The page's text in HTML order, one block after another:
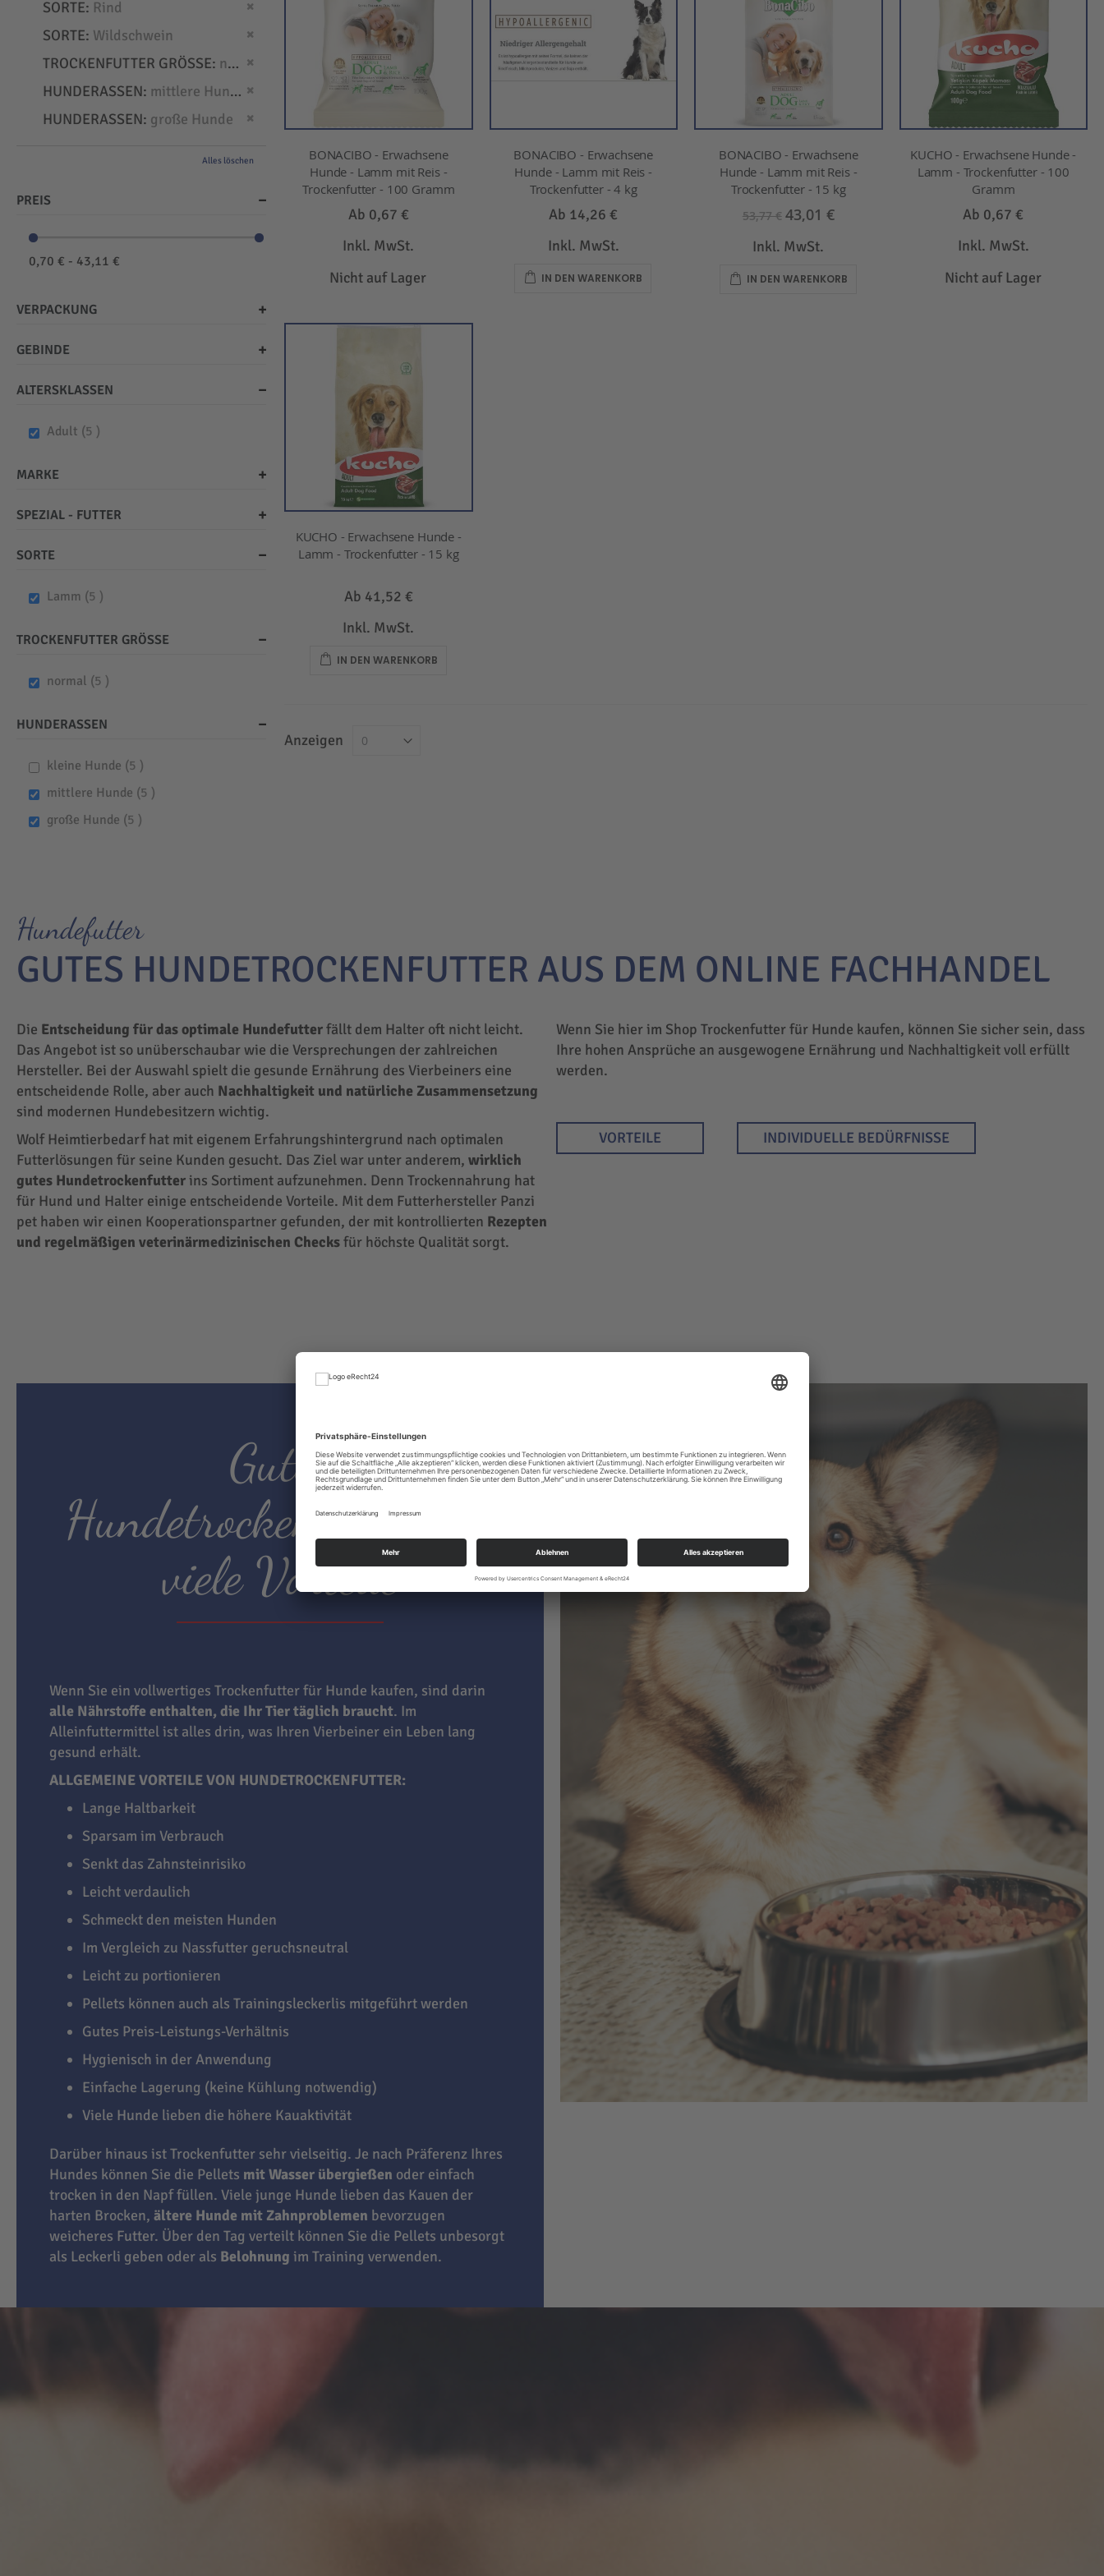
BONACIBO - Erwachsene
Hunde - Lamm mit Reis -
Trockenfutter - 100 Gramm
Ab 0,67 €
Inkl. MwSt.
Nicht auf Lager
BONACIBO - Erwachsene
Hunde - Lamm mit Reis -
Trockenfutter - 4 kg
Ab 14,26 €
Inkl. MwSt.
IN DEN WARENKORB
BONACIBO - Erwachsene
Hunde - Lamm mit Reis -
Trockenfutter - 15 kg
53,77 € 43,01 €
Inkl. MwSt.
IN DEN WARENKORB
KUCHO - Erwachsene Hunde -
Lamm - Trockenfutter - 100
Gramm
Ab 0,67 €
Inkl. MwSt.
Nicht auf Lager
KUCHO - Erwachsene Hunde -
Lamm - Trockenfutter - 15 kg
Ab 41,52 €
Inkl. MwSt.
IN DEN WARENKORB
Anzeigen
SORTE Rind
SORTE Wildschwein
TROCKENFUTTER GRÖSSE
normal
Dies entfernen
HUNDERASSEN mittlere Hunde
Dies entfernen
HUNDERASSEN große Hunde
Alles löschen
PREIS
0,70 € - 43,11 €
VERPACKUNG
GEBINDE
ALTERSKLASSEN
Adult 5 items
MARKE
SPEZIAL - FUTTER
SORTE
Lamm 5 items
TROCKENFUTTER GRÖSSE
normal 5 items
HUNDERASSEN
kleine Hunde 5 items
mittlere Hunde 5 items
große Hunde 5 items
Hundefutter
GUTES HUNDETROCKENFUTTER AUS DEM ONLINE FACHHANDEL
Die Entscheidung für das optimale Hundefutterfällt dem Halter oft nicht leicht.
Das Angebot ist so unüberschaubar wie die Versprechungen der zahlreichen
Hersteller. Bei der Auswahl spielt die gesunde Ernährung des Vierbeiners eine
entscheidende Rolle, aber auch Nachhaltigkeit und natürliche Zusammensetzung
sind modernen Hundebesitzern wichtig.
Wolf Heimtierbedarf hat mit eigenem Erfahrungshintergrund nach optimalen
Futterlösungen für seine Kunden gesucht. Das Ziel war unter anderem, wirklich
gutes Hundetrockenfutter ins Sortiment aufzunehmen. Denn Trockennahrung hat
für Hund und Halter einige entscheidende Vorteile. Mit dem Futterhersteller Panzi
pet haben wir einen Kooperationspartner gefunden, der mit kontrollierten Rezepten
und regelmäßigen veterinärmedizinischen Checksfür höchste Qualität sorgt.
Wenn Sie hier im Shop Trockenfutter für Hunde kaufen, können Sie sicher sein, dass
Ihre hohen Ansprüche an ausgewogene Ernährung und Nachhaltigkeit voll erfüllt
werden.
VORTEILE INDIVIDUELLE BEDÜRFNISSE
Gutes
Hundetrockenfutter hat
viele Vorteile
Wenn Sie ein vollwertiges Trockenfutter für Hunde kaufen, sind darin
alle Nährstoffe enthalten, die Ihr Tier täglich braucht. Im
Alleinfuttermittel ist alles drin, was Ihren Vierbeiner ein Leben lang
gesund erhält.
ALLGEMEINE VORTEILE VON HUNDETROCKENFUTTER:
Lange Haltbarkeit
Sparsam im Verbrauch
Senkt das Zahnsteinrisiko
Leicht verdaulich
Schmeckt den meisten Hunden
Im Vergleich zu Nassfutter geruchsneutral
Leicht zu portionieren
Pellets können auch als Trainingsleckerlis mitgeführt werden
Gutes Preis-Leistungs-Verhältnis
Hygienisch in der Anwendung
Einfache Lagerung (keine Kühlung notwendig)
Viele Hunde lieben die höhere Kauaktivität
Darüber hinaus ist Trockenfutter sehr vielseitig. Je nach Präferenz Ihres
Hundes können Sie die Pellets mit Wasser übergießen oder einfach
trocken in den Napf füllen. Viele junge Hunde lieben das Kauen der
harten Brocken, ältere Hunde mit Zahnproblemen bevorzugen
weicheres Futter. Über den Tag verteilt können Sie die Pellets unbesorgt
als Leckerli geben oder als Belohnung im Training verwenden.